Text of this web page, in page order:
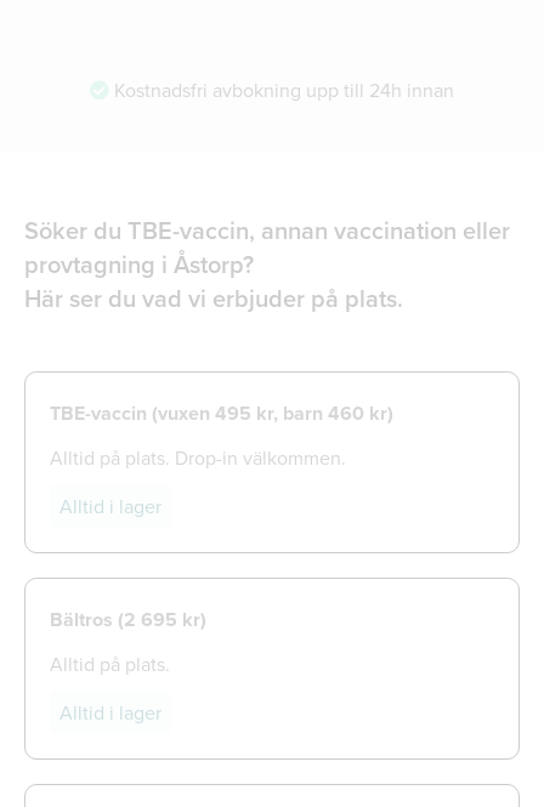
Kostnadsfri avbokning upp till 24h innan
Söker du TBE-vaccin, annan vaccination eller
provtagning i Åstorp?
Här ser du vad vi erbjuder på plats.
TBE-vaccin (vuxen 495 kr, barn 460 kr)
Alltid på plats. Drop-in välkommen.
Alltid i lager
Bältros (2 695 kr)
Alltid på plats.
Alltid i lager